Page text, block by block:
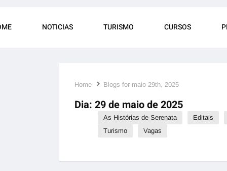
NOTICIAS TURISMO CURSOS
Home Blogs for maio 29th, 2025
Dia: 29 de maio de 2025
As Histórias de Serenata Editais
Turismo
Vagas